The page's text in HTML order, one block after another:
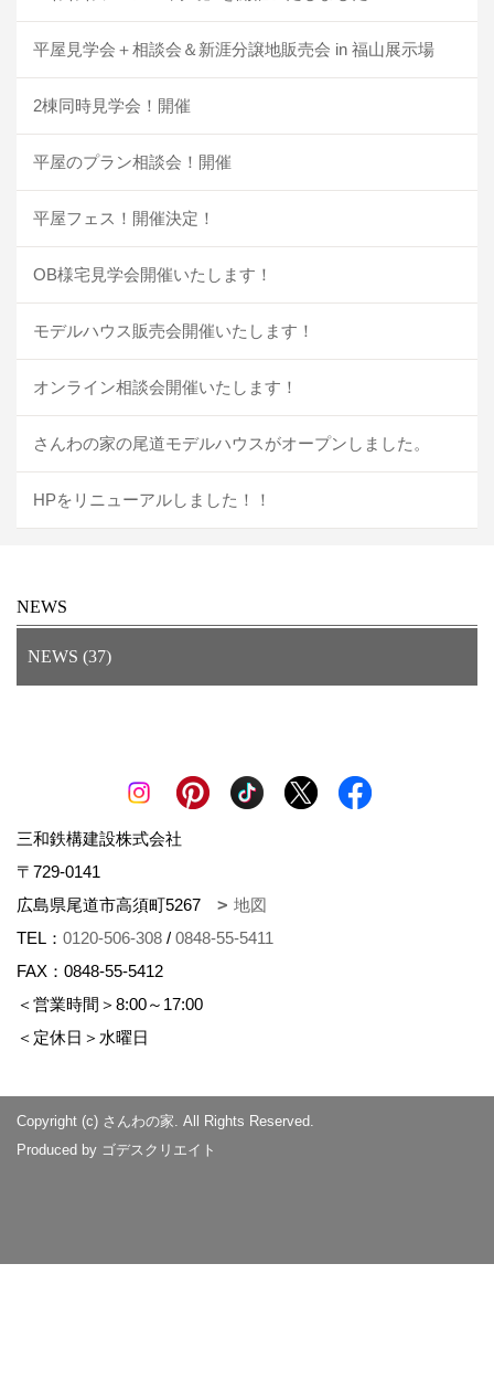
平屋見学会＋相談会＆新涯分譲地販売会 in 福山展示場
2棟同時見学会！開催
平屋のプラン相談会！開催
平屋フェス！開催決定！
OB様宅見学会開催いたします！
モデルハウス販売会開催いたします！
オンライン相談会開催いたします！
さんわの家の尾道モデルハウスがオープンしました。
HPをリニューアルしました！！
NEWS
NEWS (37)
三和鉄構建設株式会社
〒729-0141
広島県尾道市高須町5267
地図
TEL： 0120-506-308 / 0848-55-5411
FAX：0848-55-5412
＜営業時間＞8:00～17:00
＜定休日＞水曜日
Copyright (c) さんわの家. All Rights Reserved.
Produced by ゴデスクリエイト